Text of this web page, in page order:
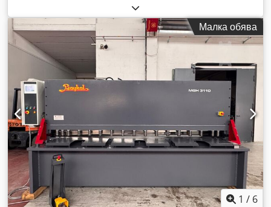
, тип управление:
производител на контролери:Delem, модел на контролер:
DAC-362, работна ширина: 4 050 мм, макс. дебелина на
ламарина:
10 мм
, Delem DAC-362, NC управление
програмируем заден ограничител автоматично регулиране
на разстоянието между рязанията автоматично регулиране
на ъгъла на рязане Csdpfx Ajzkty Ajhajha Машината е
работила само 800 часа Технически характеристики:
Дължина на рязане / макс. дължина на рязане 4050 мм
Дебелина на рязане / капацитет на рязане 10 мм
Изнесение / надвес 210 мм Заден ограничител / краен
ограничител 1000 мм Мощност на двигателя / мощност на
задвижващия двигател 15 kW Приблизително тегло на
машината / тегло 18000 кг Техническите характеристики,
аксесоарите и описанието на машината не са обвързващи.
Малка обява
1 / 6